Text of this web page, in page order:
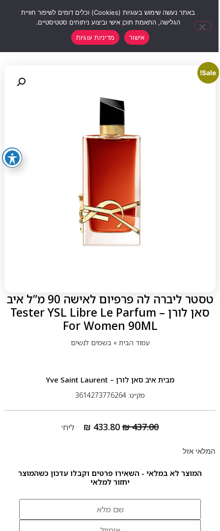
Sale!
טסטר ליברה לה פרפיום לאישה 90 מ”ל איב
סאן לורן – Tester YSL Libre Le Parfum
For Women 90ML
עמוד הבית» בשמים לנשים
מבית איב סאן לורן – Yve Saint Laurent
מק״ט: 3614273776264
₪437.00
₪ 433.80 ליח׳
המלאי אזל
המוצר לא במלאי - השאירו פרטים וקבלו עדכון כשהמוצר
יחזור למלאי
באתר נעשה שימוש בעוגיות (Cookies) וכלים דומים לשיפור חוויית
הגלישה, התאמת תוכן אישי וביצוע ניתוחים סטטיסטיים.
אישור
מדיניות עוגיות